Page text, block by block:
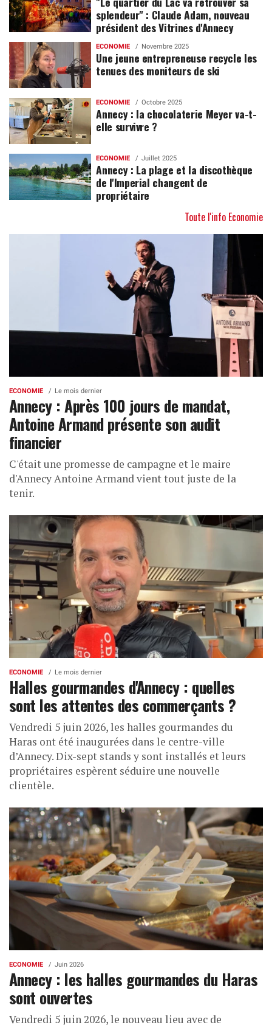
splendeur" : Claude Adam, nouveau
président des Vitrines d'Annecy
ECONOMIE Novembre 2025
Une jeune entrepreneuse recycle les
tenues des moniteurs de ski
ECONOMIE Octobre 2025
Annecy : la chocolaterie Meyer va-t-
elle survivre ?
ECONOMIE Juillet 2025
Annecy : La plage et la discothèque
de l'Imperial changent de
propriétaire
Toute l'info Economie
ECONOMIE Le mois dernier
Annecy : Après 100 jours de mandat,
Antoine Armand présente son audit
financier
C'était une promesse de campagne et le maire
d'Annecy Antoine Armand vient tout juste de la
tenir.
ECONOMIE Le mois dernier
Halles gourmandes d'Annecy : quelles
sont les attentes des commerçants ?
Vendredi 5 juin 2026, les halles gourmandes du
Haras ont été inaugurées dans le centre-ville
d’Annecy. Dix-sept stands y sont installés et leurs
propriétaires espèrent séduire une nouvelle
clientèle.
ECONOMIE Juin 2026
Annecy : les halles gourmandes du Haras
sont ouvertes
Vendredi 5 juin 2026, le nouveau lieu avec de